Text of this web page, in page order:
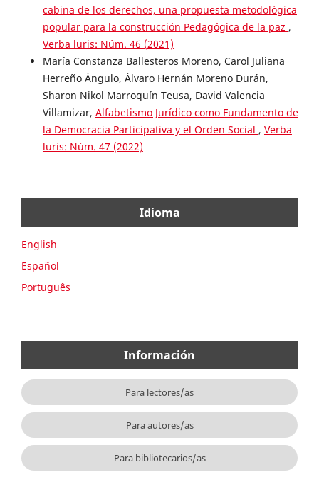
cabina de los derechos, una propuesta metodológica
popular para la construcción Pedagógica de la paz ,
Verba luris: Núm. 46 (2021)
María Constanza Ballesteros Moreno, Carol Juliana
Herreño Ángulo, Álvaro Hernán Moreno Durán,
Sharon Nikol Marroquín Teusa, David Valencia
Villamizar, Alfabetismo Jurídico como Fundamento de
la Democracia Participativa y el Orden Social , Verba
luris: Núm. 47 (2022)
Idioma
English
Español
Português
Información
Para lectores/as
Para autores/as
Para bibliotecarios/as